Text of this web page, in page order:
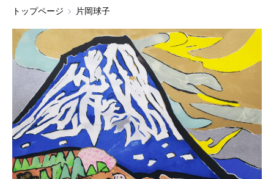
トップページ 片岡球子